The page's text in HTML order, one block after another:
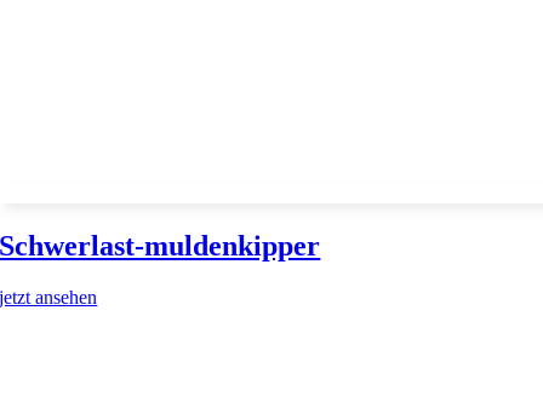
Schwerlast-muldenkipper
jetzt ansehen